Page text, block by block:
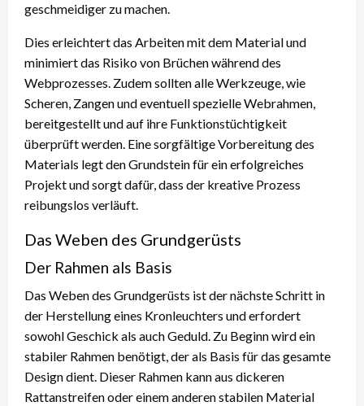
geschmeidiger zu machen.
Dies erleichtert das Arbeiten mit dem Material und
minimiert das Risiko von Brüchen während des
Webprozesses. Zudem sollten alle Werkzeuge, wie
Scheren, Zangen und eventuell spezielle Webrahmen,
bereitgestellt und auf ihre Funktionstüchtigkeit
überprüft werden. Eine sorgfältige Vorbereitung des
Materials legt den Grundstein für ein erfolgreiches
Projekt und sorgt dafür, dass der kreative Prozess
reibungslos verläuft.
Das Weben des Grundgerüsts
Der Rahmen als Basis
Das Weben des Grundgerüsts ist der nächste Schritt in
der Herstellung eines Kronleuchters und erfordert
sowohl Geschick als auch Geduld. Zu Beginn wird ein
stabiler Rahmen benötigt, der als Basis für das gesamte
Design dient. Dieser Rahmen kann aus dickeren
Rattanstreifen oder einem anderen stabilen Material